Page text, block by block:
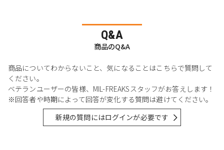
Q&A
商品のQ&A
商品についてわからないこと、気になることはこちらで質問して
ください。
ベテランユーザーの皆様、MIL-FREAKSスタッフがお答えします！
※回答者や時期によって回答が変化する質問は避けてください。
新規の質問にはログインが必要です